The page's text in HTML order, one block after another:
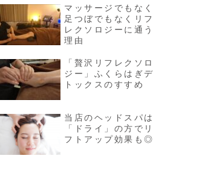
マッサージでもなく
足つぼでもなくリフ
レクソロジーに通う
理由
「贅沢リフレクソロ
ジー」ふくらはぎデ
トックスのすすめ
当店のヘッドスパは
「ドライ」の方でリ
フトアップ効果も◎